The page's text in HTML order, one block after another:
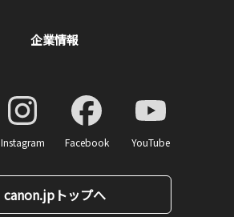
企業情報
Instagram Facebook YouTube
canon.jpトップへ